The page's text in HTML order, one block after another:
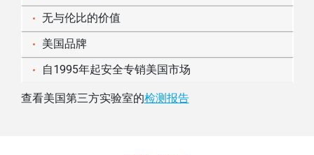
无与伦比的价值
美国品牌
自1995年起安全专销美国市场
查看美国第三方实验室的检测报告